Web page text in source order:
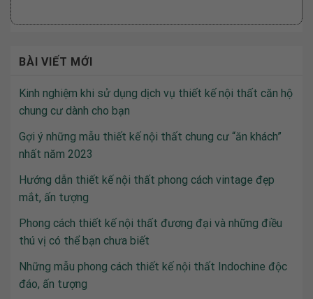
BÀI VIẾT MỚI
Kinh nghiệm khi sử dụng dịch vụ thiết kế nội thất căn hộ
chung cư dành cho bạn
Gợi ý những mẫu thiết kế nội thất chung cư “ăn khách”
nhất năm 2023
Hướng dẫn thiết kế nội thất phong cách vintage đẹp
mắt, ấn tượng
Phong cách thiết kế nội thất đương đại và những điều
thú vị có thể bạn chưa biết
Những mẫu phong cách thiết kế nội thất Indochine độc
đáo, ấn tượng